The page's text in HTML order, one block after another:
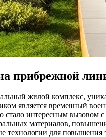
прибрежной
жилой комплекс,
является временный
стало интересным вызовом
материалов,
технологии для повышения